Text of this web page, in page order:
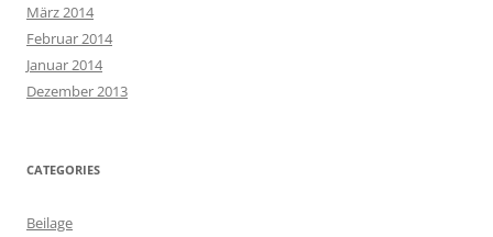
März 2014
Februar 2014
Januar 2014
Dezember 2013
CATEGORIES
Beilage